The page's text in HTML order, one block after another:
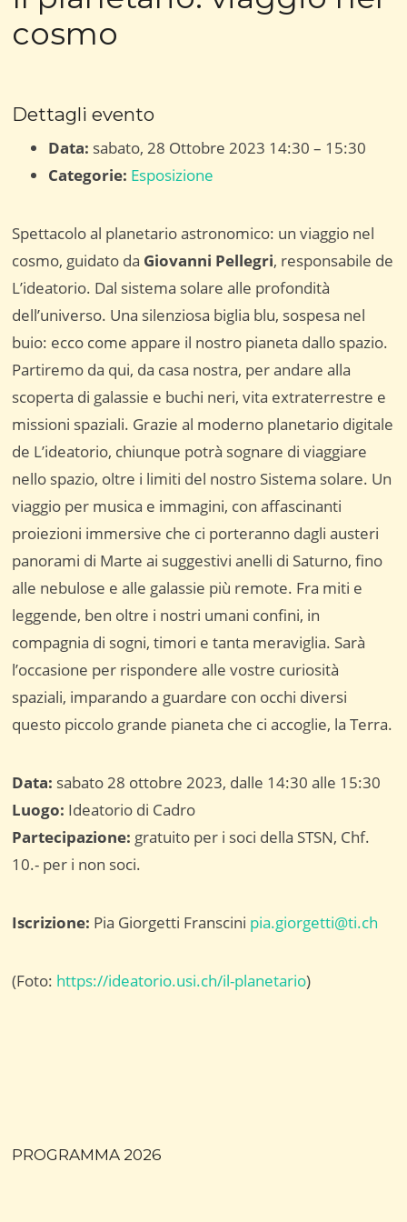
cosmo
Dettagli evento
Data: sabato, 28 Ottobre 2023 14:30 – 15:30
Categorie: Esposizione
Spettacolo al planetario astronomico: un viaggio nel
cosmo, guidato da Giovanni Pellegri, responsabile de
L’ideatorio. Dal sistema solare alle profondità
dell’universo. Una silenziosa biglia blu, sospesa nel
buio: ecco come appare il nostro pianeta dallo spazio.
Partiremo da qui, da casa nostra, per andare alla
scoperta di galassie e buchi neri, vita extraterrestre e
missioni spaziali. Grazie al moderno planetario digitale
de L’ideatorio, chiunque potrà sognare di viaggiare
nello spazio, oltre i limiti del nostro Sistema solare. Un
viaggio per musica e immagini, con affascinanti
proiezioni immersive che ci porteranno dagli austeri
panorami di Marte ai suggestivi anelli di Saturno, fino
alle nebulose e alle galassie più remote. Fra miti e
leggende, ben oltre i nostri umani confini, in
compagnia di sogni, timori e tanta meraviglia. Sarà
l’occasione per rispondere alle vostre curiosità
spaziali, imparando a guardare con occhi diversi
questo piccolo grande pianeta che ci accoglie, la Terra.
Data: sabato 28 ottobre 2023, dalle 14:30 alle 15:30
Luogo: Ideatorio di Cadro
Partecipazione: gratuito per i soci della STSN, Chf.
10.- per i non soci.
Iscrizione: Pia Giorgetti Franscini pia.giorgetti@ti.ch
(Foto: https://ideatorio.usi.ch/il-planetario)
PROGRAMMA 2026